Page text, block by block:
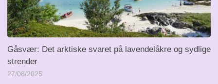
Gåsvær: Det arktiske svaret på lavendelåkre og sydlige
strender
27/08/2025